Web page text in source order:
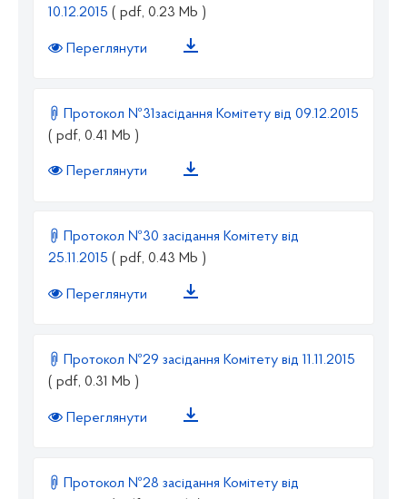
10.12.2015 ( pdf, 0.23 Mb )
Переглянути
Протокол №31засідання Комітету від 09.12.2015
( pdf, 0.41 Mb )
Переглянути
Протокол №30 засідання Комітету від
25.11.2015 ( pdf, 0.43 Mb )
Переглянути
Протокол №29 засідання Комітету від 11.11.2015
( pdf, 0.31 Mb )
Переглянути
Протокол №28 засідання Комітету від